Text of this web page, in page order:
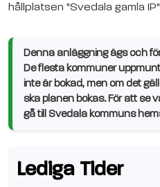
hållplatsen "Svedala gamla
Denna anläggning ägs och
De flesta kommuner
inte är bokad, men om det
ska planen bokas. För att se
gå till Svedala kommuns
Lediga Tider